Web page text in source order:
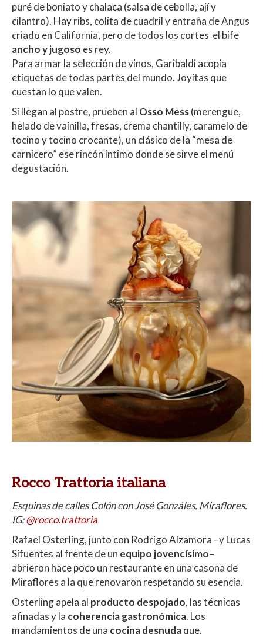
puré de boniato y chalaca (salsa de cebolla, ají y
cilantro). Hay ribs, colita de cuadril y entraña de Angus
criado en California, pero de todos los cortes el bife
ancho y jugoso es rey.
Para armar la selección de vinos, Garibaldi acopia
etiquetas de todas partes del mundo. Joyitas que
cuestan lo que valen.
Si llegan al postre, prueben al Osso Mess(merengue,
helado de vainilla, fresas, crema chantilly, caramelo de
tocino y tocino crocante), un clásico de la “mesa de
carnicero” ese rincón íntimo donde se sirve el menú
degustación.
Rocco Trattoria italiana
Esquinas de calles Colón con José Gonzáles, Miraflores.
IG:@rocco.trattoria
Rafael Osterling, junto con Rodrigo Alzamora –y Lucas
Sifuentes al frente de un equipo jovencísimo–
abrieron hace poco un restaurante en una casona de
Miraflores a la que renovaron respetando su esencia.
Osterling apela al producto despojado, las técnicas
afinadas y la coherencia gastronómica. Los
mandamientos de una cocina desnudaque,